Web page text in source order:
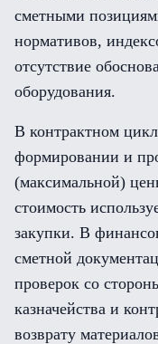
сметными
нормативов,
отсутствие
оборудования.
В контрактном
формировании и
(максимальной)
стоимость
закупки. В
сметной
проверок со
казначейства и
возврату